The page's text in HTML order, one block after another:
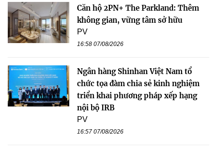
Căn hộ 2PN+ The Parkland: Thêm
không gian, vững tâm sở hữu
PV
16:58 07/08/2026
Ngân hàng Shinhan Việt Nam tổ
chức tọa đàm chia sẻ kinh nghiệm
triển khai phương pháp xếp hạng
nội bộ IRB
PV
16:57 07/08/2026